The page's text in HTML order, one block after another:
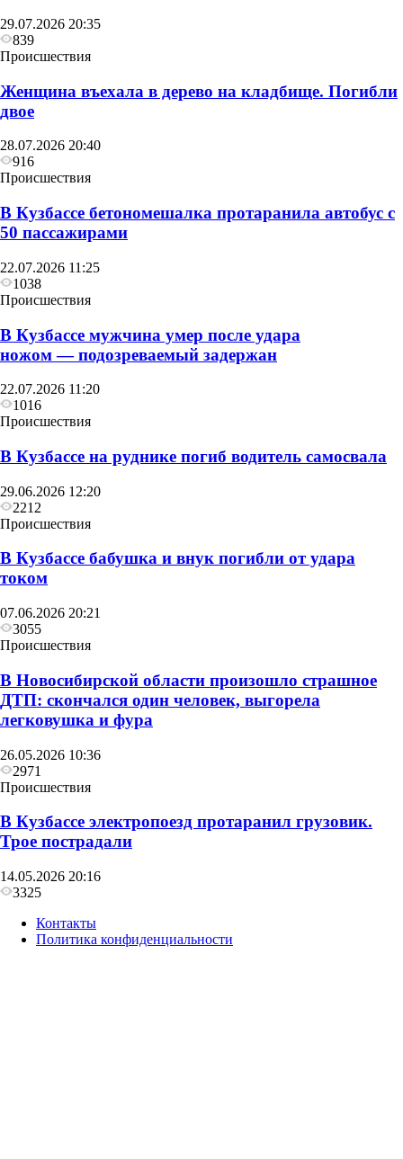
29.07.2026 20:35
839
Происшествия
Женщина въехала в дерево на кладбище. Погибли
двое
28.07.2026 20:40
916
Происшествия
В Кузбассе бетономешалка протаранила автобус с
50 пассажирами
22.07.2026 11:25
1038
Происшествия
В Кузбассе мужчина умер после удара
ножом — подозреваемый задержан
22.07.2026 11:20
1016
Происшествия
В Кузбассе на руднике погиб водитель самосвала
29.06.2026 12:20
2212
Происшествия
В Кузбассе бабушка и внук погибли от удара
током
07.06.2026 20:21
3055
Происшествия
В Новосибирской области произошло страшное
ДТП: скончался один человек, выгорела
легковушка и фура
26.05.2026 10:36
2971
Происшествия
В Кузбассе электропоезд протаранил грузовик.
Трое пострадали
14.05.2026 20:16
3325
Контакты
Политика конфиденциальности